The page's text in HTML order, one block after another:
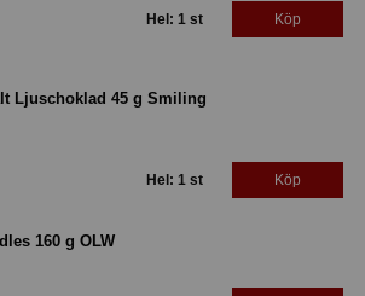
Hel: 1 st Köp
Ljuschoklad 45 g Smiling
Hel: 1 st Köp
160 g OLW